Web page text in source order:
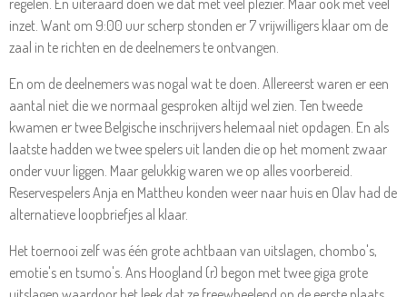
regelen. En uiteraard doen we dat met veel plezier. Maar ook met veel
inzet. Want om 9:00 uur scherp stonden er 7 vrijwilligers klaar om de
zaal in te richten en de deelnemers te ontvangen.
En om de deelnemers was nogal wat te doen. Allereerst waren er een
aantal niet die we normaal gesproken altijd wel zien. Ten tweede
kwamen er twee Belgische inschrijvers helemaal niet opdagen. En als
laatste hadden we twee spelers uit landen die op het moment zwaar
onder vuur liggen. Maar gelukkig waren we op alles voorbereid.
Reservespelers Anja en Mattheu konden weer naar huis en Olav had de
alternatieve loopbriefjes al klaar.
Het toernooi zelf was één grote achtbaan van uitslagen, chombo's,
emotie's en tsumo's. Ans Hoogland (r) begon met twee giga grote